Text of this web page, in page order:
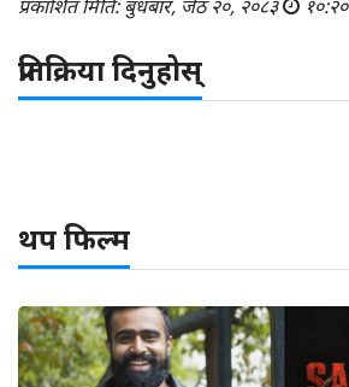
प्रकाशित मिति: बुधबार, जेठ २०, २०८३ १०:२०
प्रतिक्रिया दिनुहोस्
थप फिल्म